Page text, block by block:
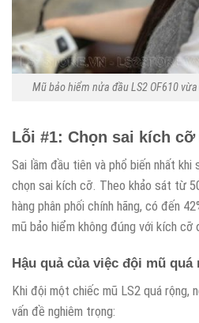
Mũ bảo hiểm nửa đầu LS2 OF610
Lỗi #1: Chọn sai kích cỡ
Sai lầm đầu tiên và phổ biến nhất
chọn sai kích cỡ. Theo khảo sát từ
hàng phân phối chính hãng, có đến
mũ bảo hiểm không đúng với kích cỡ
Hậu quả của việc đội mũ quá
Khi đội một chiếc mũ LS2 quá rộng,
vấn đề nghiêm trọng: